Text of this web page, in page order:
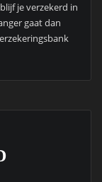
je verzekerd in
gaat dan